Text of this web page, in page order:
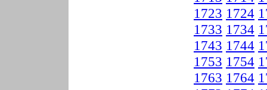
1723 1724
1733 1734
1743 1744
1753 1754
1763 1764